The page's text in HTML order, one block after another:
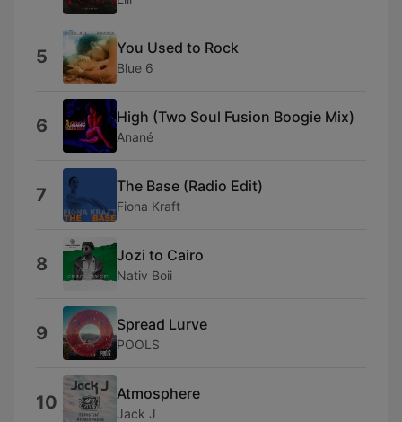
5 You Used to Rock
Blue 6
6 High (Two Soul Fusion Boogie Mix)
Anané
7 The Base (Radio Edit)
Fiona Kraft
8 Jozi to Cairo
Nativ Boii
9 Spread Lurve
POOLS
10 Atmosphere
Jack J